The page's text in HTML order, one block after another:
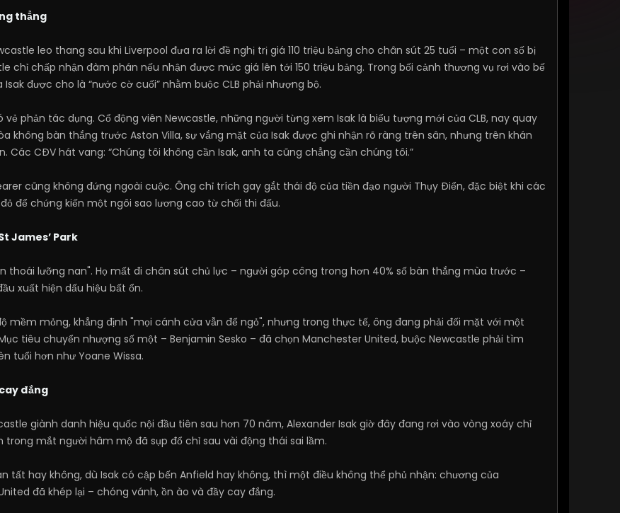
thẳng
leo thang sau khi Liverpool đưa ra lời đề nghị trị giá 110 triệu bảng cho chân sút 25 tuổi – một con số bị
chỉ chấp nhận đàm phán nếu nhận được mức giá lên tới 150 triệu bảng. Trong bối cảnh thương vụ rơi vào bế
được cho là “nước cờ cuối” nhằm buộc CLB phải nhượng bộ.
phản tác dụng. Cổ động viên Newcastle, những người từng xem Isak là biểu tượng mới của CLB, nay quay
không bàn thắng trước Aston Villa, sự vắng mặt của Isak được ghi nhận rõ ràng trên sân, nhưng trên khán
Các CĐV hát vang: “Chúng tôi không cần Isak, anh ta cũng chẳng cần chúng tôi.”
cũng không đứng ngoài cuộc. Ông chỉ trích gay gắt thái độ của tiền đạo người Thụy Điển, đặc biệt khi các
để chứng kiến một ngôi sao lương cao từ chối thi đấu.
James’ Park
thoái lưỡng nan". Họ mất đi chân sút chủ lực – người góp công trong hơn 40% số bàn thắng mùa trước –
xuất hiện dấu hiệu bất ổn.
mềm mỏng, khẳng định "mọi cánh cửa vẫn để ngỏ", nhưng trong thực tế, ông đang phải đối mặt với một
tiêu chuyển nhượng số một – Benjamin Sesko – đã chọn Manchester United, buộc Newcastle phải tìm
tuổi hơn như Yoane Wissa.
đắng
giành danh hiệu quốc nội đầu tiên sau hơn 70 năm, Alexander Isak giờ đây đang rơi vào vòng xoáy chỉ
trong mắt người hâm mộ đã sụp đổ chỉ sau vài động thái sai lầm.
tất hay không, dù Isak có cập bến Anfield hay không, thì một điều không thể phủ nhận: chương của
đã khép lại – chóng vánh, ồn ào và đầy cay đắng.